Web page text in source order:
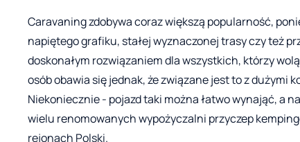
Caravaning zdobywa coraz większą popularność,
napiętego grafiku, stałej wyznaczonej trasy czy też
doskonałym rozwiązaniem dla wszystkich, którzy
osób obawia się jednak, że związane jest to z dużymi
Niekoniecznie - pojazd taki można łatwo wynająć, a
wielu renomowanych wypożyczalni przyczep
rejonach Polski.